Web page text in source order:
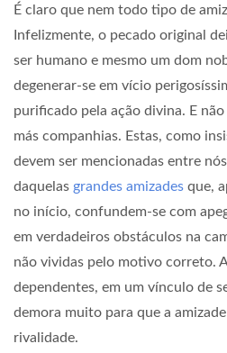
É claro que nem todo tipo de
Infelizmente, o pecado original
ser humano e mesmo um dom
degenerar-se em vício
purificado pela ação divina. E
más companhias. Estas, como
devem ser mencionadas entre
daquelas grandes amizades que,
no início, confundem-se com
em verdadeiros obstáculos na
não vividas pelo motivo correto.
dependentes, em um vínculo de
demora muito para que a
rivalidade.